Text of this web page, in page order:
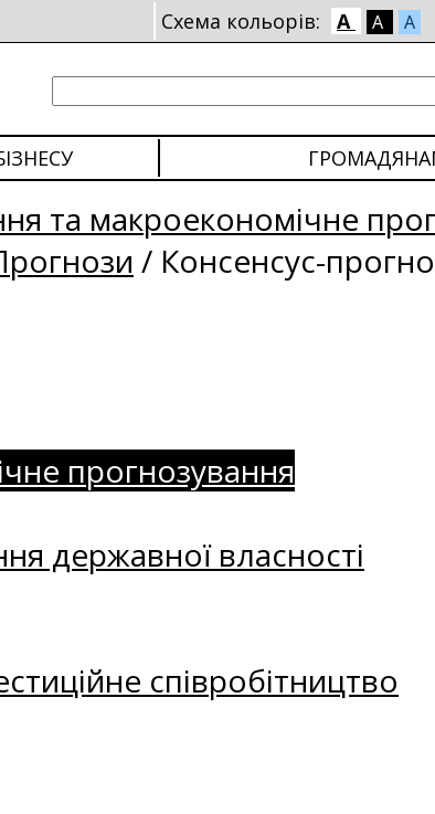
Схема кольорів: A A A
та макроекономічне
/ Консенсус-
прогнозування
державної власності
співробітництво